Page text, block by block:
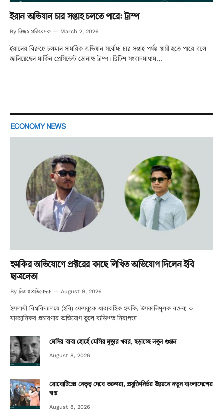
ইরান অভিযান চার সপ্তাহ চলতে পারে: ট্রাম্প
By নিজস্ব প্রতিবেদক March 2, 2026
ইরানের বিরুদ্ধে চলমান সামরিক অভিযান সর্বোচ্চ চার সপ্তাহ পর্যন্ত স্থায়ী হতে পারে বলে
জানিয়েছেন মার্কিন প্রেসিডেন্ট ডোনাল্ড ট্রাম্প। ব্রিটিশ সংবাদমাধ্যম…
ECONOMY NEWS
হুমকির অভিযোগে প্রক্টরের কাছে লিখিত অভিযোগ দিলেন ইবি
ছাত্রনেতা
By নিজস্ব প্রতিবেদক August 9, 2026
ইসলামী বিশ্ববিদ্যালয়ে (ইবি) ফেসবুকে ধারাবাহিক হুমকি, উসকানিমূলক বক্তব্য ও
মানহানিকর প্রচারণার অভিযোগ তুলে ব্যক্তিগত নিরাপত্তা…
মেসির বাবা হোর্হে মেসির মৃত্যুর খবর, ছড়াচ্ছে নতুন গুঞ্জন
August 8, 2026
রোবোটিক্সে নেতৃত্ব দেবে তরুণরা, প্রযুক্তিনির্ভর উন্নয়নে নতুন বাংলাদেশের
স্বপ্ন
August 8, 2026